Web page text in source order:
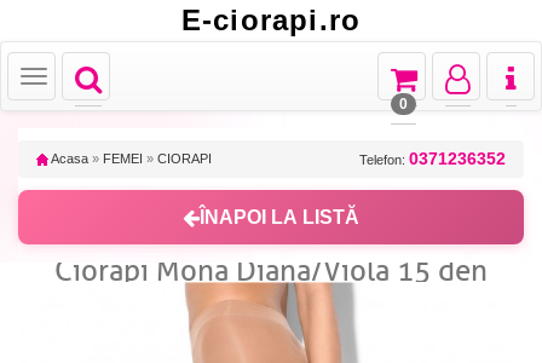
E-ciorapi.ro
Toggle
navigation
Toggle
Toggle
navigation
Toggle
navigation
Toggle
navigation
0
Acasa » FEMEI » CIORAPI Telefon: 0371236352
ÎNAPOI LA LISTĂ
Ciorapi Mona Diana/Viola 15 den